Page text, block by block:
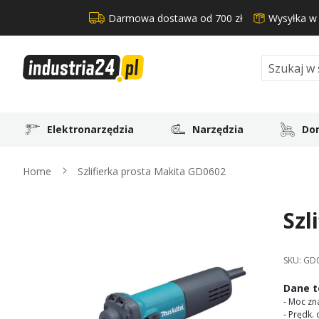
Darmowa dostawa od 700 zł Wysyłka
Search
Elektronarzędzia Narzędzia
Home Szlifierka prosta Makita GD0602
the
images
SKU:
Dane
- Moc
- Prędk.